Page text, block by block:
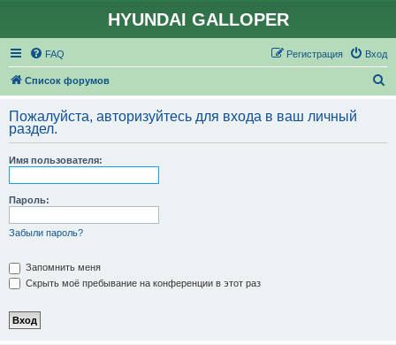
HYUNDAI GALLOPER
FAQ Вход
Регистрация
Список форумов
с
Пожалуйста, авторизуйтесь для входа в ваш личный
раздел.
Имя пользователя:
Пароль:
Забыли пароль?
Запомнить меня
Скрыть моё пребывание на конференции в этот раз